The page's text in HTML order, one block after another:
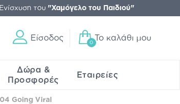
Ενίσχυση του "Χαμόγελο του Παιδιού"
Είσοδος
0
Το καλάθι μου
Δώρα &
Προσφορές
Εταιρείες
Going Viral